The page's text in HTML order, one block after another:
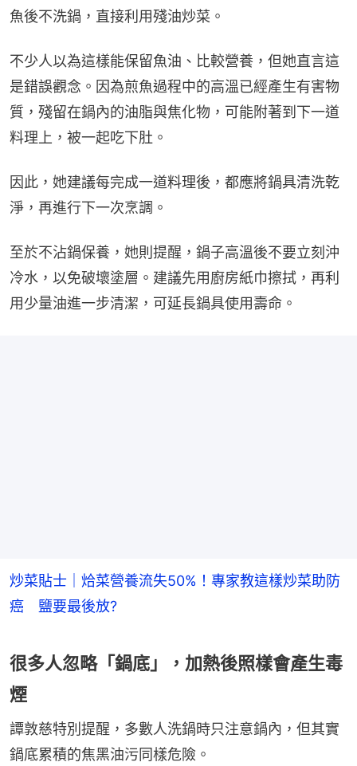
魚後不洗鍋，直接利用殘油炒菜。
不少人以為這樣能保留魚油、比較營養，但她直言這
是錯誤觀念。因為煎魚過程中的高溫已經產生有害物
質，殘留在鍋內的油脂與焦化物，可能附著到下一道
料理上，被一起吃下肚。
因此，她建議每完成一道料理後，都應將鍋具清洗乾
淨，再進行下一次烹調。
至於不沾鍋保養，她則提醒，鍋子高溫後不要立刻沖
冷水，以免破壞塗層。建議先用廚房紙巾擦拭，再利
用少量油進一步清潔，可延長鍋具使用壽命。
炒菜貼士｜烚菜營養流失50%！專家教這樣炒菜助防
癌 鹽要最後放?
很多人忽略「鍋底」，加熱後照樣會產生毒
煙
譚敦慈特別提醒，多數人洗鍋時只注意鍋內，但其實
鍋底累積的焦黑油污同樣危險。